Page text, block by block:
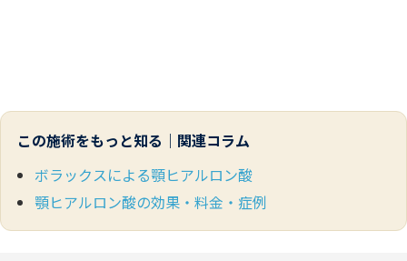
この施術をもっと知る｜関連コラム
ボラックスによる顎ヒアルロン酸
顎ヒアルロン酸の効果・料金・症例